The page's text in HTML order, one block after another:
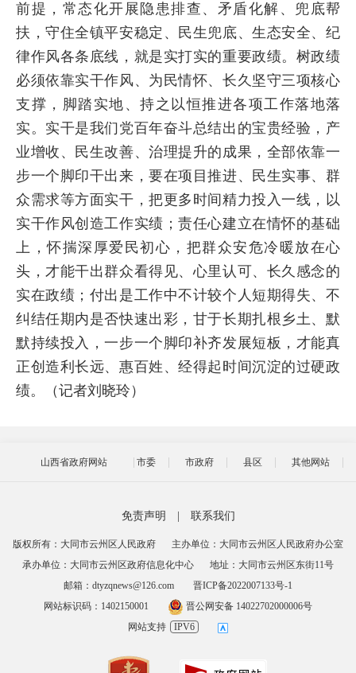
前提，常态化开展隐患排查、矛盾化解、兜底帮
扶，守住全镇平安稳定、民生兜底、生态安全、纪
律作风各条底线，就是实打实的重要政绩。树政绩
必须依靠实干作风、为民情怀、长久坚守三项核心
支撑，脚踏实地、持之以恒推进各项工作落地落
实。实干是我们党百年奋斗总结出的宝贵经验，产
业增收、民生改善、治理提升的成果，全部依靠一
步一个脚印干出来，要在项目推进、民生实事、群
众需求等方面实干，把更多时间精力投入一线，以
实干作风创造工作实绩；责任心建立在情怀的基础
上，怀揣深厚爱民初心，把群众安危冷暖放在心
头，才能干出群众看得见、心里认可、长久感念的
实在政绩；付出是工作中不计较个人短期得失、不
纠结任期内是否快速出彩，甘于长期扎根乡土、默
默持续投入，一步一个脚印补齐发展短板，才能真
正创造利长远、惠百姓、经得起时间沉淀的过硬政
绩。（记者刘晓玲）
山西省政府网站 市委 市政府 县区 其他网站
免责声明 联系我们
版权所有：大同市云州区人民政府
主办单位：大同市云州区人民政府办公室
承办单位：大同市云州区政府信息化中心
地址：大同市云州区东街11号
邮箱：dtyzqnews@126.com
晋ICP备2022007133号-1
网站标识码：1402150001
晋公网安备 14022702000006号
网站支持
IPV6